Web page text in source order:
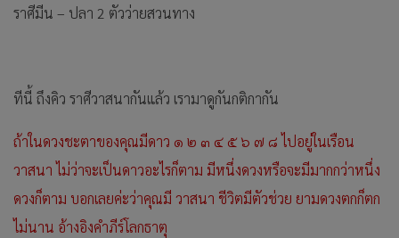
ราศีมีน – ปลา 2 ตัวว่ายสวนทาง
ทีนี้ ถึงคิว ราศีวาสนากันแล้ว เรามาดูกันกติกากัน
ถ้าในดวงชะตาของคุณมีดาว ๑ ๒ ๓ ๔ ๕ ๖ ๗ ๘ ไปอยู่ในเรือน
วาสนา ไม่ว่าจะเป็นดาวอะไรก็ตาม มีหนึ่งดวงหรือจะมีมากกว่าหนึ่ง
ดวงก็ตาม บอกเลยค่ะว่าคุณมี วาสนา ชีวิตมีตัวช่วย ยามดวงตกก็ตก
ไม่นาน อ้างอิงคำภีร์โลกธาตุ